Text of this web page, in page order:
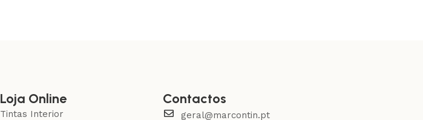
Loja Online
Tintas Interior
Contactos
geral@marcontin.pt